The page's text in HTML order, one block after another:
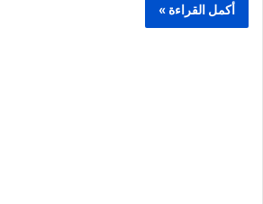
أكمل القراءة »